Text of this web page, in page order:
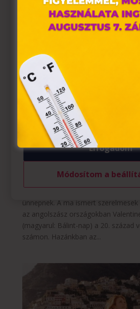
Éld meg igazán a Valentin-napot
Szerző:HelloPlazaEeltoltoUser|
Szeretetnek
TERET ADUNK a SZERETETNEK Éld
ünnepnek. A ma ismert
az angolszász országokban
(magyarul: Bálint-nap) a 20. század
számon. Hazánkban az...
tárolnak webes böngészőjében.
hozzájárulása szükséges.
A „sütiket" az elektronikus hírközlésről
törvény, az elektronikus kereskedelmi
információs társadalommal
egyes kérdéseiről szóló 2001. évi
az Európai Unió előírásainak
Azon weblapoknak, melyek az
belül működnek, a „sütik"
felhasználó számítógépén vagy
tárolásához a felhasználók
Elfogadom
Módosítom a